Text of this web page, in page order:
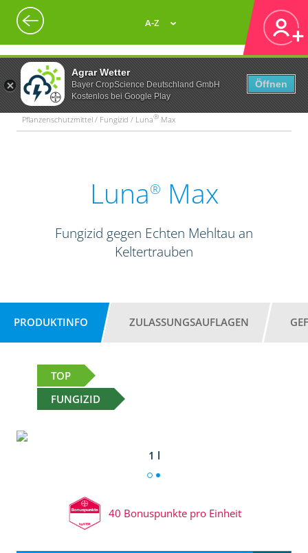
Agrar Wetter
Bayer CropScience Deutschland GmbH
Kostenlos bei Google Play
Öffnen
A-Z
Pflanzenschutzmittel / Fungizid / Luna® Max
Luna® Max
Fungizid gegen Echten Mehltau an
Keltertrauben
PRODUKTINFO ZULASSUNGSAUFLAGEN
TOP
FUNGIZID
1 l
40 Bonuspunkte pro Einheit